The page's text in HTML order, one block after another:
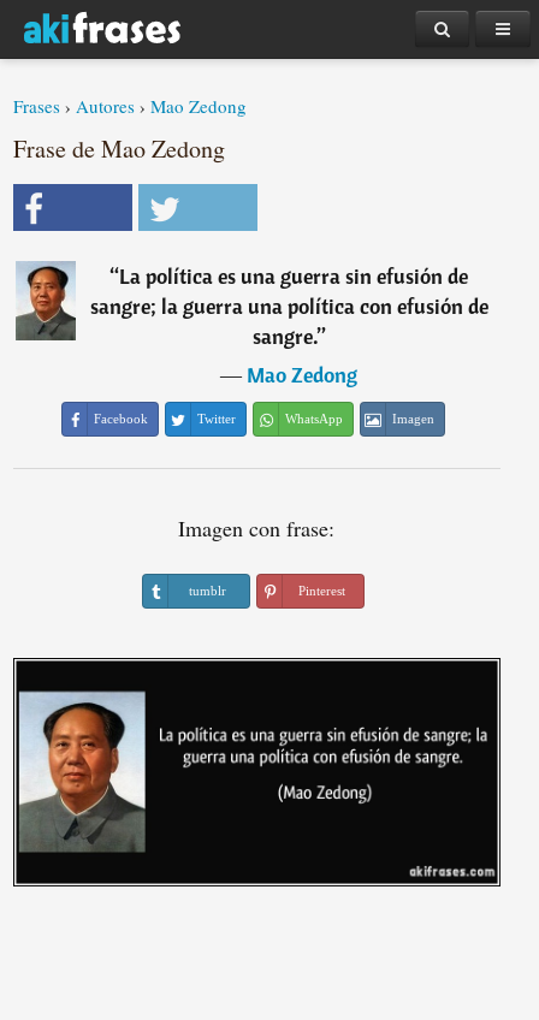
Frases ›Autores ›Mao Zedong
Frase de Mao Zedong
“La política es una guerra sin efusión de
sangre; la guerra una política con efusión de
sangre.”
―Mao Zedong
Facebook Twitter WhatsApp Imagen
Imagen con frase:
tumblr Pinterest